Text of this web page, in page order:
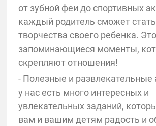
от зубной феи до спортивных
каждый родитель сможет
творчества своего ребенка. Это
запоминающиеся моменты,
скрепляют отношения!
- Полезные и развлекательные
у нас есть много интересных и
увлекательных заданий,
вам и вашим детям радость и